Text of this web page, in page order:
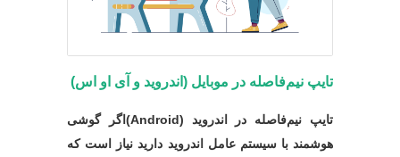
تایپ نیم‌فاصله در موبایل (اندروید و آی او اس)
تایپ نیم‌فاصله در اندروید (Android)اگر گوشی
هوشمند با سیستم عامل اندروید دارید نیاز است که